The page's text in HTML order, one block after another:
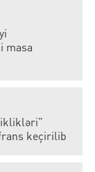
masa
keçirilib